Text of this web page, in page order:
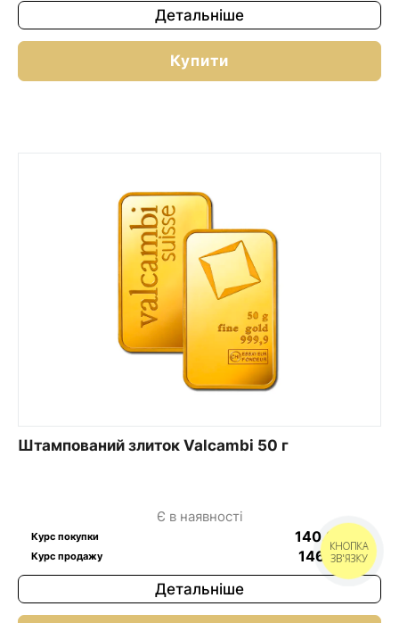
Детальніше
Купити
Штампований злиток Valcambi 50 г
Є в наявності
Курс покупки 140,91 /г
Курс продажу 146,11 $/г
Детальніше
КНОПКА
ЗВ'ЯЗКУ